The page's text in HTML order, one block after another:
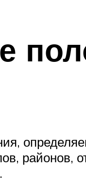
районов,